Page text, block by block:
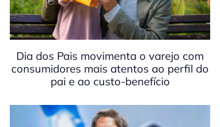
Dia dos Pais movimenta o varejo com
consumidores mais atentos ao perfil do
pai e ao custo-benefício